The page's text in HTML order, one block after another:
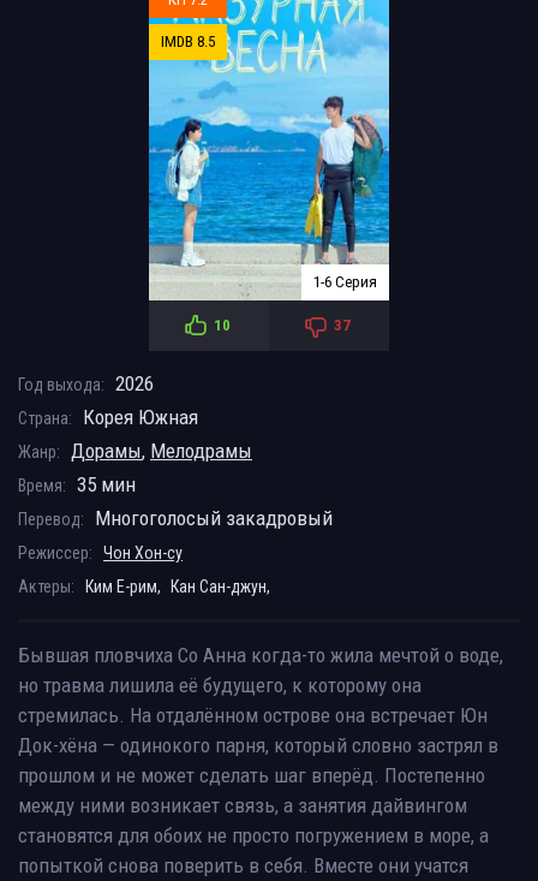
IMDB 8.5
1-6 Серия
10 37
Год выхода: 2026
Страна: Корея Южная
Жанр: Дорамы, Мелодрамы
Время: 35 мин
Перевод: Многоголосый закадровый
Режиссер:
Чон Хон-су
Актеры:
Ким Е-рим, Кан Сан-джун,
Бывшая пловчиха Со Анна когда-то жила мечтой о воде,
но травма лишила её будущего, к которому она
стремилась. На отдалённом острове она встречает Юн
Док-хёна — одинокого парня, который словно застрял в
прошлом и не может сделать шаг вперёд. Постепенно
между ними возникает связь, а занятия дайвингом
становятся для обоих не просто погружением в море, а
попыткой снова поверить в себя. Вместе они учатся